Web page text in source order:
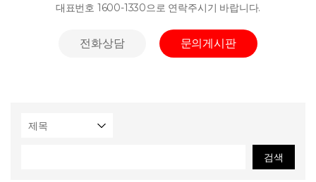
신규문의
대표번호 1600-1330으로 연락주시기 바랍니다.
전화상담 문의게시판